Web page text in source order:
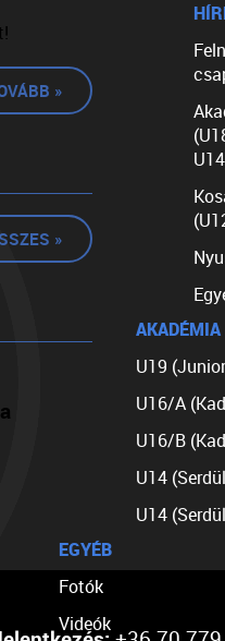
»
»
AKADÉMIA
U19
U16/A
U16/B
U14
U14
EGYÉB
Fotók
Videók